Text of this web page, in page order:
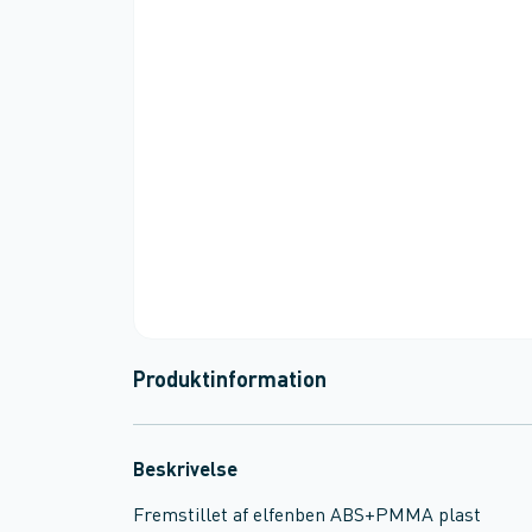
Produktinformation
Beskrivelse
Fremstillet af elfenben ABS+PMMA plast